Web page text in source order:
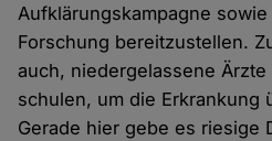
Aufklärungskampagne
Forschung bereitzustellen.
auch, niedergelassene
schulen, um die Erkrankung
Gerade hier gebe es riesige